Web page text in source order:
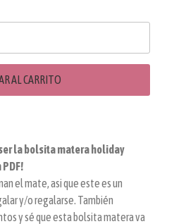
AL CARRITO
la bolsita matera holiday
el mate, asi que este es un
y/o regalarse. También
y sé que esta bolsita matera va